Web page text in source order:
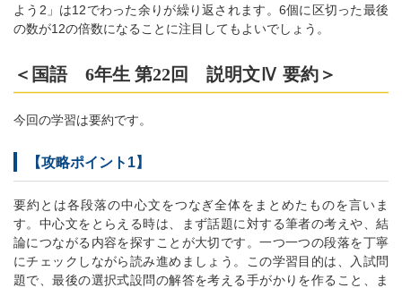
よう2」は12でわった余りが繰り返されます。6個に区切った最後
の数が12の倍数になることに注目してもよいでしょう。
＜国語 6年生 第22回 説明文Ⅳ 要約＞
今回の学習は要約です。
【攻略ポイント1】
要約とは各段落の中心文をつなぎ全体をまとめたものを言いま
す。中心文をとらえる時は、まず話題に対する筆者の考えや、結
論につながる内容を探すことが大切です。一つ一つの段落を丁寧
にチェックしながら読み進めましょう。この学習目的は、入試問
題で、最後の選択式設問の解答を考える手がかりを作ること、ま